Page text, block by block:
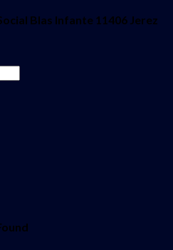
Blas Infante 11406 Jerez